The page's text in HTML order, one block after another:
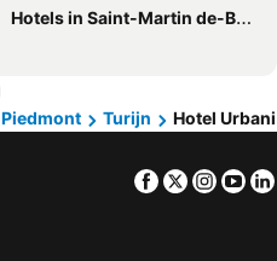
Hotels in Saint-Martin de-Belleville
Piedmont Turijn Hotel Urbani
Facebook
Twitter